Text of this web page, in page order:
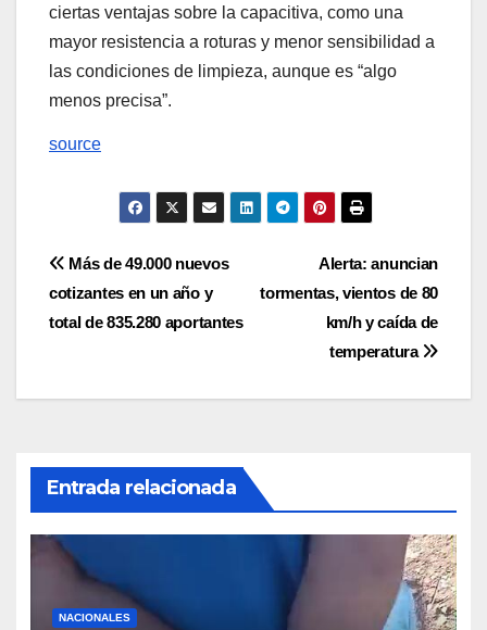
ciertas ventajas sobre la capacitiva, como una
mayor resistencia a roturas y menor sensibilidad a
las condiciones de limpieza, aunque es “algo
menos precisa”.
source
Navegación
de
Alerta: anuncian
tormentas, vientos de 80
km/h y caída de
temperatura
Más de 49.000 nuevos
cotizantes en un año y
total de 835.280 aportantes
Entrada relacionada
NACIONALES